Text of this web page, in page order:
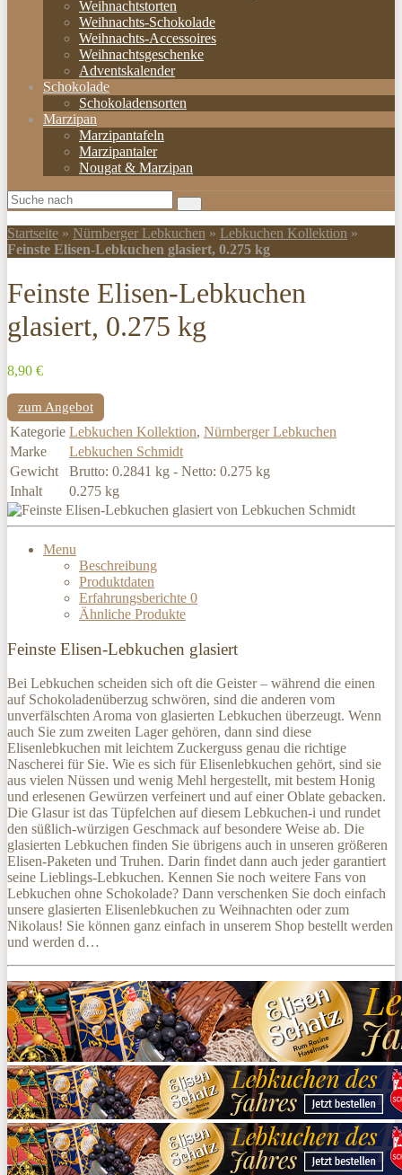
Weihnachtstorten
Weihnachts-Schokolade
Weihnachts-Accessoires
Weihnachtsgeschenke
Adventskalender
Schokolade
Schokoladensorten
Marzipan
Marzipantafeln
Marzipantaler
Nougat & Marzipan
Startseite » Nürnberger Lebkuchen » Lebkuchen Kollektion »
Feinste Elisen-Lebkuchen glasiert, 0.275 kg
Feinste Elisen-Lebkuchen
glasiert, 0.275 kg
8,90 €
zum Angebot
Kategorie Lebkuchen Kollektion, Nürnberger Lebkuchen
Marke
Lebkuchen Schmidt
Gewicht
Brutto: 0.2841 kg - Netto: 0.275 kg
Inhalt
0.275 kg
Menu
Beschreibung
Produktdaten
Erfahrungsberichte 0
Ähnliche Produkte
Feinste Elisen-Lebkuchen glasiert
Bei Lebkuchen scheiden sich oft die Geister – während die einen
auf Schokoladenüberzug schwören, sind die anderen vom
unverfälschten Aroma von glasierten Lebkuchen überzeugt. Wenn
auch Sie zum zweiten Lager gehören, dann sind diese
Elisenlebkuchen mit leichtem Zuckerguss genau die richtige
Nascherei für Sie. Wie es sich für Elisenlebkuchen gehört, sind sie
aus vielen Nüssen und wenig Mehl hergestellt, mit bestem Honig
und erlesenen Gewürzen verfeinert und auf einer Oblate gebacken.
Die Glasur ist das Tüpfelchen auf diesem Lebkuchen-i und rundet
den süßlich-würzigen Geschmack auf besondere Weise ab. Die
glasierten Lebkuchen finden Sie übrigens auch in unseren größeren
Elisen-Paketen und Truhen. Darin findet dann auch jeder garantiert
seine Lieblings-Lebkuchen. Kennen Sie noch weitere Fans von
Lebkuchen ohne Schokolade? Dann verschenken Sie doch einfach
unsere glasierten Elisenlebkuchen zu Weihnachten oder zum
Nikolaus! Sie können ganz einfach in unserem Shop bestellt werden
und werden d…